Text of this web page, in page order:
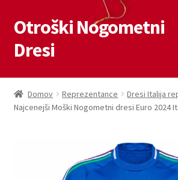
Skip
to
navigation
Skip
to
content
Otroški Nogometni
Dresi
Domov
Blog
Domov Reprezentance
Dresi Italija
Najcenejši Moški Nogometni dresi Euro 2024